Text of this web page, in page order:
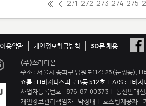
271 272 273 274 275
이용약관 개인정보취급방침
3D몬 채용
(주)쓰리디몬
주소 : 서울시 송파구 법원로11길 25(문정동),
쇼룸 : H비지니스파크 B동 512호 | A/S : H비지
사업자등록번호 : 876-87-00373 | 통신판매
개인정보관리책임자 : 박정배 | 호스팅제공자 :